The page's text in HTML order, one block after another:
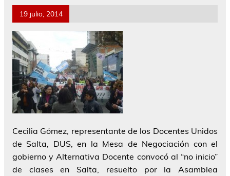
19 julio, 2014
Cecilia Gómez , representante de los Docentes Unidos
de Salta, DUS, en la Mesa de Negociación con el
gobierno y Alternativa Docente convocó al “no inicio”
de clases en Salta, resuelto por la Asamblea